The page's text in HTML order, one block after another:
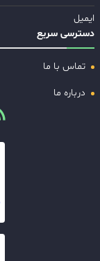
ایمیل
دسترسی سریع
تماس با ما
درباره ما